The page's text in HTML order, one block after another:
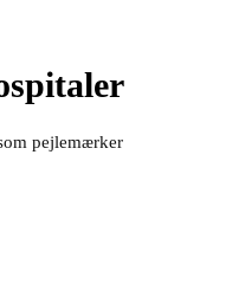
pejlemærker